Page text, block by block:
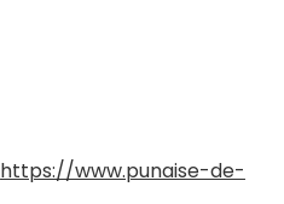
https://www.punaise-de-